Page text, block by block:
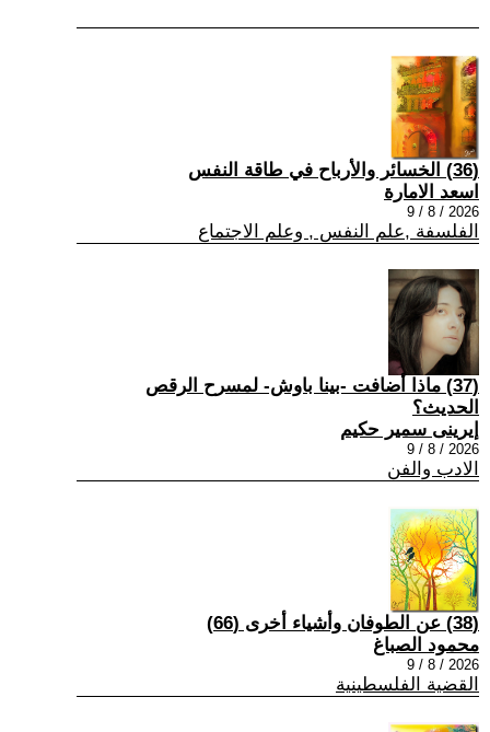
(36) الخسائر والأرباح في طاقة النفس
اسعد الامارة
2026 / 8 / 9
الفلسفة ,علم النفس , وعلم الاجتماع
(37) ماذا أضافت -بينا باوش- لمسرح الرقص
الحديث؟
إيرينى سمير حكيم
2026 / 8 / 9
الادب والفن
(38) عن الطوفان وأشياء أخرى (66)
محمود الصباغ
2026 / 8 / 9
القضية الفلسطينية